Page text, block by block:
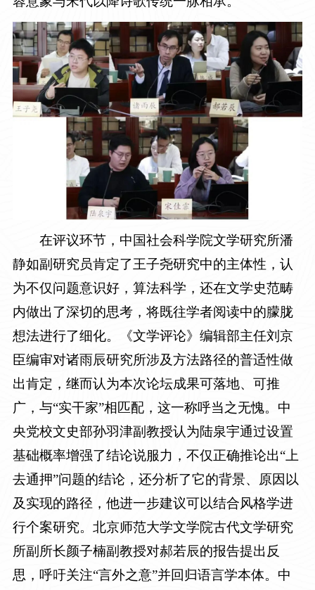
在评议环节，中国社会科学院文学研究所潘
静如副研究员肯定了王子尧研究中的主体性，认
为不仅问题意识好，算法科学，还在文学史范畴
内做出了深切的思考，将既往学者阅读中的朦胧
想法进行了细化。《文学评论》编辑部主任刘京
臣编审对诸雨辰研究所涉及方法路径的普适性做
出肯定，继而认为本次论坛成果可落地、可推
广，与“实干家”相匹配，这一称呼当之无愧。中
央党校文史部孙羽津副教授认为陆泉宇通过设置
基础概率增强了结论说服力，不仅正确推论出“上
去通押”问题的结论，还分析了它的背景、原因以
及实现的路径，他进一步建议可以结合风格学进
行个案研究。北京师范大学文学院古代文学研究
所副所长颜子楠副教授对郝若辰的报告提出反
思，呼吁关注“言外之意”并回归语言学本体。中